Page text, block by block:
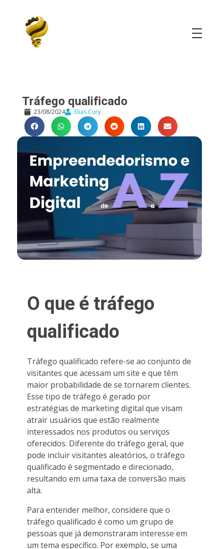
Tráfego qualificado
23/08/2024 Elias Cury
O que é tráfego
qualificado
Tráfego qualificado refere-se ao conjunto de
visitantes que acessam um site e que têm
maior probabilidade de se tornarem clientes.
Esse tipo de tráfego é gerado por
estratégias de marketing digital que visam
atrair usuários que estão realmente
interessados nos produtos ou serviços
oferecidos. Diferente do tráfego geral, que
pode incluir visitantes aleatórios, o tráfego
qualificado é segmentado e direcionado,
resultando em uma taxa de conversão mais
alta.
Para entender melhor, considere que o
tráfego qualificado é como um grupo de
pessoas que já demonstraram interesse em
um tema específico. Por exemplo, se uma